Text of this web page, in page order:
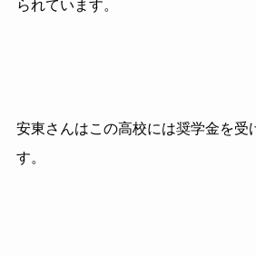
られています。
安東さんはこの高校には奨学金を受
す。